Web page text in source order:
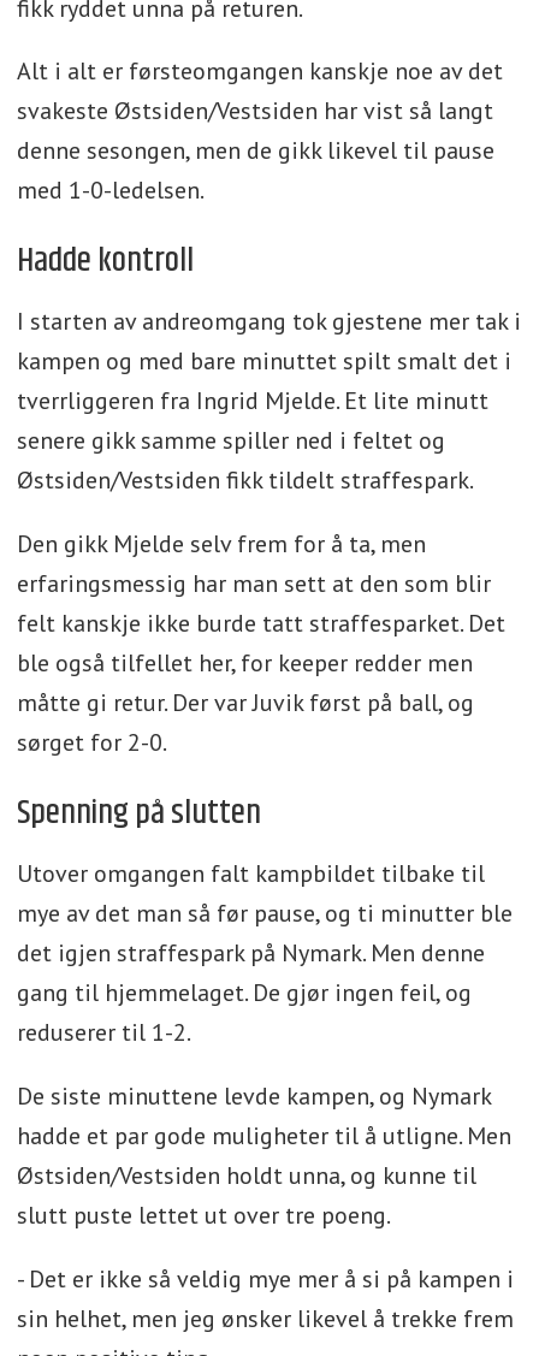
fikk ryddet unna på returen.
Alt i alt er førsteomgangen kanskje noe av det
svakeste Østsiden/Vestsiden har vist så langt
denne sesongen, men de gikk likevel til pause
med 1-0-ledelsen.
Hadde kontroll
I starten av andreomgang tok gjestene mer tak i
kampen og med bare minuttet spilt smalt det i
tverrliggeren fra Ingrid Mjelde. Et lite minutt
senere gikk samme spiller ned i feltet og
Østsiden/Vestsiden fikk tildelt straffespark.
Den gikk Mjelde selv frem for å ta, men
erfaringsmessig har man sett at den som blir
felt kanskje ikke burde tatt straffesparket. Det
ble også tilfellet her, for keeper redder men
måtte gi retur. Der var Juvik først på ball, og
sørget for 2-0.
Spenning på slutten
Utover omgangen falt kampbildet tilbake til
mye av det man så før pause, og ti minutter ble
det igjen straffespark på Nymark. Men denne
gang til hjemmelaget. De gjør ingen feil, og
reduserer til 1-2.
De siste minuttene levde kampen, og Nymark
hadde et par gode muligheter til å utligne. Men
Østsiden/Vestsiden holdt unna, og kunne til
slutt puste lettet ut over tre poeng.
- Det er ikke så veldig mye mer å si på kampen i
sin helhet, men jeg ønsker likevel å trekke frem